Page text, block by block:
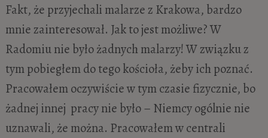
Fakt, że przyjechali malarze z Krakowa, bardzo
mnie zainteresował. Jak to jest możliwe? W
Radomiu nie było żadnych malarzy! W związku z
tym pobiegłem do tego kościoła, żeby ich poznać.
Pracowałem oczywiście w tym czasie fizycznie, bo
żadnej innej pracy nie było – Niemcy ogólnie nie
uznawali, że można. Pracowałem w centrali